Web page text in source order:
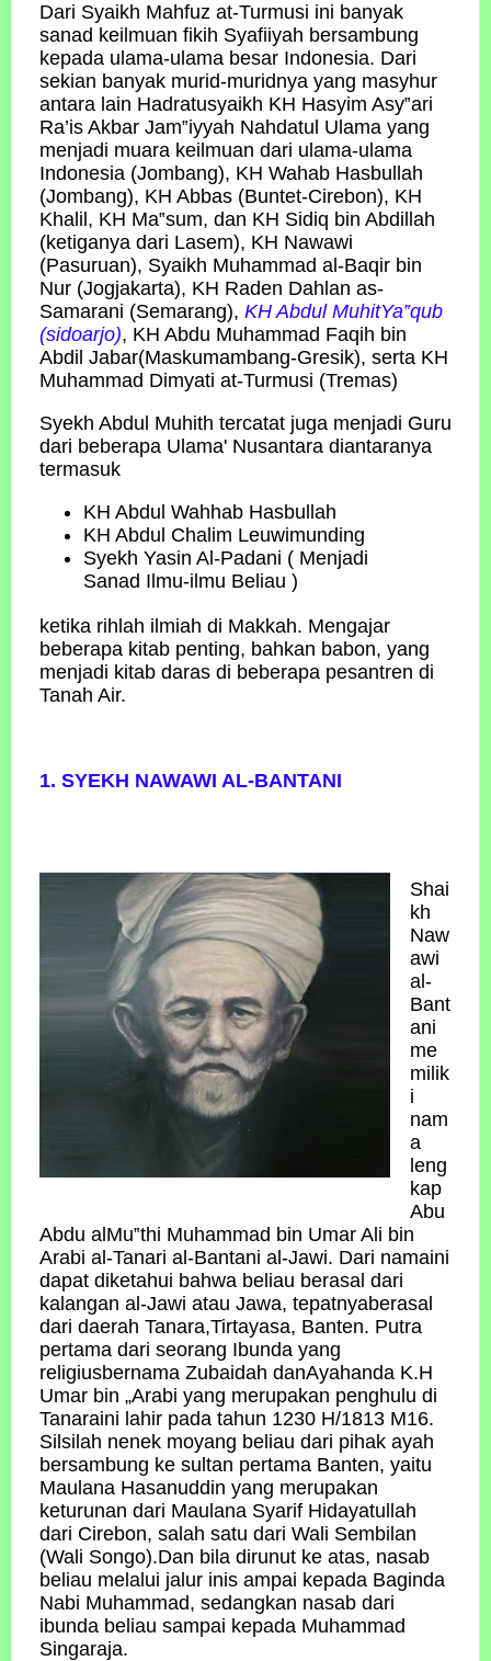
Dari Syaikh Mahfuz at-Turmusi ini banyak
sanad keilmuan fikih Syafiiyah bersambung
kepada ulama-ulama besar Indonesia. Dari
sekian banyak murid-muridnya yang masyhur
antara lain Hadratusyaikh KH Hasyim Asy‟ari
Ra’is Akbar Jam‟iyyah Nahdatul Ulama yang
menjadi muara keilmuan dari ulama-ulama
Indonesia (Jombang), KH Wahab Hasbullah
(Jombang), KH Abbas (Buntet-Cirebon), KH
Khalil, KH Ma‟sum, dan KH Sidiq bin Abdillah
(ketiganya dari Lasem), KH Nawawi
(Pasuruan), Syaikh Muhammad al-Baqir bin
Nur (Jogjakarta), KH Raden Dahlan as-
Samarani (Semarang), KH Abdul MuhitYa‟qub
(sidoarjo), KH Abdu Muhammad Faqih bin
Abdil Jabar(Maskumambang-Gresik), serta KH
Muhammad Dimyati at-Turmusi (Tremas)
Syekh Abdul Muhith tercatat juga menjadi Guru
dari beberapa Ulama' Nusantara diantaranya
termasuk
KH Abdul Wahhab Hasbullah
KH Abdul Chalim Leuwimunding
Syekh Yasin Al-Padani ( Menjadi
Sanad Ilmu-ilmu Beliau )
ketika rihlah ilmiah di Makkah. Mengajar
beberapa kitab penting, bahkan babon, yang
menjadi kitab daras di beberapa pesantren di
Tanah Air.
1. SYEKH NAWAWI AL-BANTANI
Shai
kh
Naw
awi
al-
Bant
ani
me
milik
i
nam
a
leng
kap
Abu
Abdu alMu‟thi Muhammad bin Umar Ali bin
Arabi al-Tanari al-Bantani al-Jawi. Dari namaini
dapat diketahui bahwa beliau berasal dari
kalangan al-Jawi atau Jawa, tepatnyaberasal
dari daerah Tanara,Tirtayasa, Banten. Putra
pertama dari seorang Ibunda yang
religiusbernama Zubaidah danAyahanda K.H
Umar bin „Arabi yang merupakan penghulu di
Tanaraini lahir pada tahun 1230 H/1813 M16.
Silsilah nenek moyang beliau dari pihak ayah
bersambung ke sultan pertama Banten, yaitu
Maulana Hasanuddin yang merupakan
keturunan dari Maulana Syarif Hidayatullah
dari Cirebon, salah satu dari Wali Sembilan
(Wali Songo).Dan bila dirunut ke atas, nasab
beliau melalui jalur inis ampai kepada Baginda
Nabi Muhammad, sedangkan nasab dari
ibunda beliau sampai kepada Muhammad
Singaraja.